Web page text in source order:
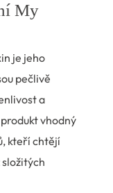
My
je jeho
pečlivě
a
vhodný
kteří chtějí